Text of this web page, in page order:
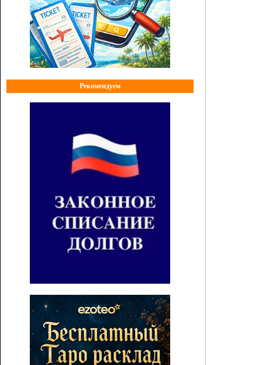
Рекомендуем